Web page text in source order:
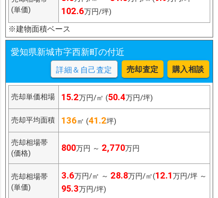
(単価)
102.6万円/坪)
※建物面積ベース
愛知県新城市字西新町の付近
詳細＆自己査定 売却査定 購入相談
売却単価相場 15.2万円/㎡ (50.4万円/坪)
売却平均面積 136㎡ (41.2坪)
売却相場帯
(価格)
800万円 ～ 2,770万円
売却相場帯
(単価)
3.6万円/㎡ ～ 28.8万円/㎡(12.1万円/坪 ～
95.3万円/坪)